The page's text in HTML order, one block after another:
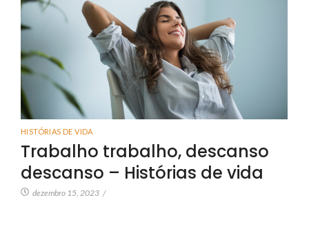
HISTÓRIAS DE VIDA
Trabalho trabalho, descanso
descanso – Histórias de vida
dezembro 15, 2023 /